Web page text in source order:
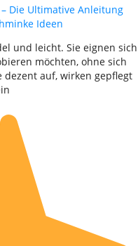
Die Ultimative Anleitung
Ideen
und leicht. Sie eignen sich
möchten, ohne sich
dezent auf, wirken gepflegt